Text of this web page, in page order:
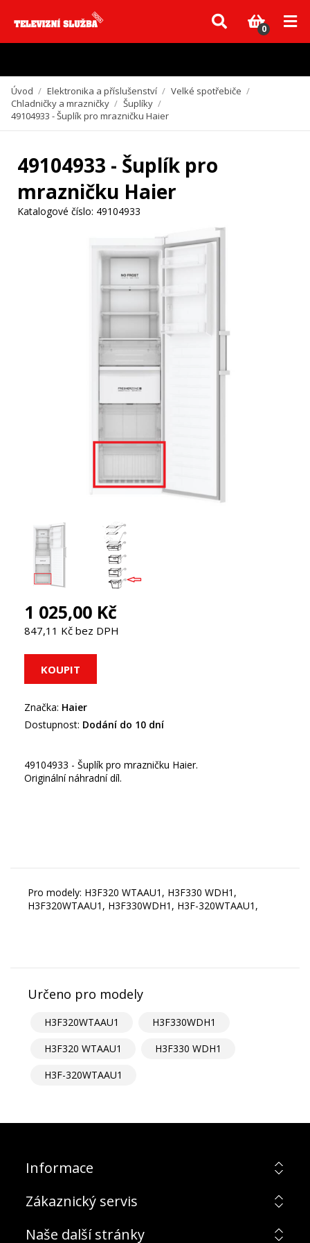
Vzhledem k aktuální situaci se může dodání dílů, které nejsou skladem,
zpozdit. Děkujeme za pochopení.
0
Úvod / Elektronika a příslušenství / Velké spotřebiče /
Chladničky a mrazničky / Šuplíky /
49104933 - Šuplík pro mrazničku Haier
49104933 - Šuplík pro
mrazničku Haier
Katalogové číslo: 49104933
1 025,00 Kč
847,11 Kč bez DPH
Značka: Haier
Dostupnost: Dodání do 10 dní
49104933 - Šuplík pro mrazničku Haier.
Originální náhradní díl.
Pro modely: H3F320 WTAAU1, H3F330 WDH1,
H3F320WTAAU1, H3F330WDH1, H3F-320WTAAU1,
Určeno pro modely
H3F320WTAAU1
H3F330WDH1
H3F320 WTAAU1
H3F330 WDH1
H3F-320WTAAU1
Informace
Zákaznický servis
Naše další stránky